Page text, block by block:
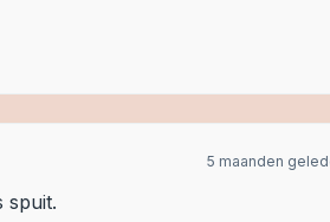
5 maanden
spuit.